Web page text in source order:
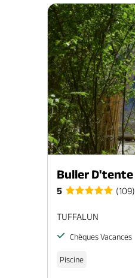
Buller D'tente
5 (109)
TUFFALUN
Chèques Vacances
Piscine